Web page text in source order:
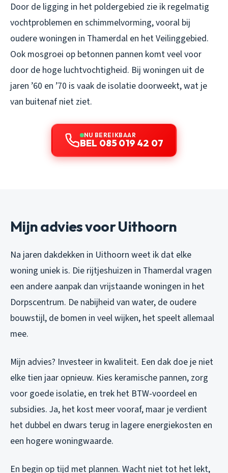
Door de ligging in het poldergebied zie ik regelmatig
vochtproblemen en schimmelvorming, vooral bij
oudere woningen in Thamerdal en het Veilinggebied.
Ook mosgroei op betonnen pannen komt veel voor
door de hoge luchtvochtigheid. Bij woningen uit de
jaren ’60 en ’70 is vaak de isolatie doorweekt, wat je
van buitenaf niet ziet.
NU BEREIKBAAR
BEL 085 019 42 07
Mijn advies voor Uithoorn
Na jaren dakdekken in Uithoorn weet ik dat elke
woning uniek is. Die rijtjeshuizen in Thamerdal vragen
een andere aanpak dan vrijstaande woningen in het
Dorpscentrum. De nabijheid van water, de oudere
bouwstijl, de bomen in veel wijken, het speelt allemaal
mee.
Mijn advies? Investeer in kwaliteit. Een dak doe je niet
elke tien jaar opnieuw. Kies keramische pannen, zorg
voor goede isolatie, en trek het BTW-voordeel en
subsidies. Ja, het kost meer vooraf, maar je verdient
het dubbel en dwars terug in lagere energiekosten en
een hogere woningwaarde.
En begin op tijd met plannen. Wacht niet tot het lekt,